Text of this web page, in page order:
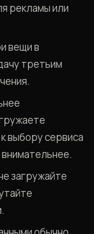
рекламы или
вещи в
третьим
выбору сервиса
загружайте